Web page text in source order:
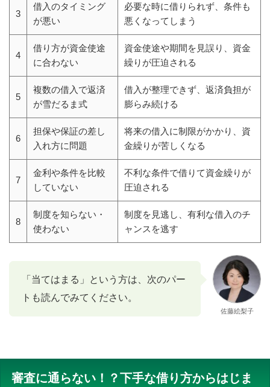
3
借入のタイミング
が悪い
必要な時に借りられず、条件も
悪くなってしまう
4
借り方が資金使途
に合わない
資金使途や期間を見誤り、資金
繰りが圧迫される
5
複数の借入で返済
が雪だるま式
借入が整理できず、返済負担が
膨らみ続ける
6
担保や保証の差し
入れ方に問題
将来の借入に制限がかかり、資
金繰りが苦しくなる
7
金利や条件を比較
していない
不利な条件で借りて資金繰りが
圧迫される
8
制度を知らない・
使わない
制度を見逃し、有利な借入のチ
ャンスを逃す
「当てはまる」という方は、次のパー
トも読んでみてください。
佐藤絵梨子
審査に通らない！？下手な借り方からはじま